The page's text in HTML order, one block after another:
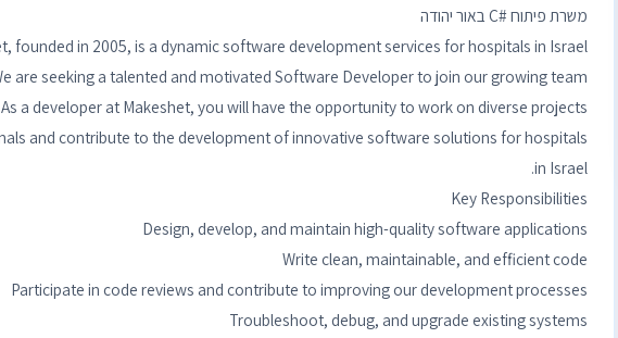
משרת פיתוח #C באור יהודה
As a developer at Makeshet, you will have the opportunity to work on diverse projects
and contribute to the development of innovative software solutions for hospitals
Write clean, maintainable, and efficient code